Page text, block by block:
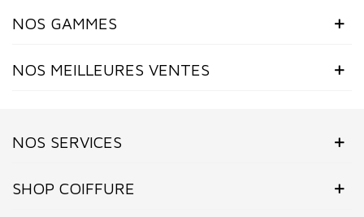
NOS GAMMES
NOS MEILLEURES VENTES
NOS SERVICES
SHOP COIFFURE